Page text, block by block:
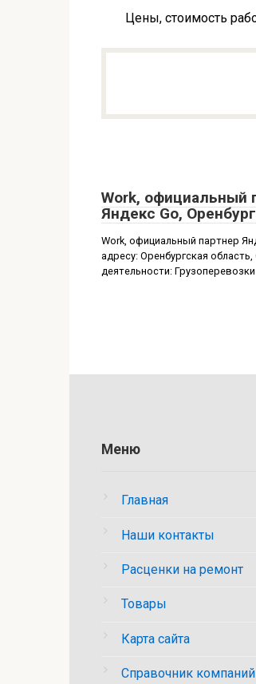
Цены, стоимость
Work, официальный
Яндекс Go,
Work, официальный партнер
адресу: Оренбургская
деятельности: Грузоперевозки
Меню
Главная
Наши контакты
Расценки на ремонт
Товары
Карта сайта
Справочник компаний